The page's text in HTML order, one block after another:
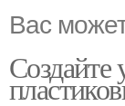
Вас
Создайте